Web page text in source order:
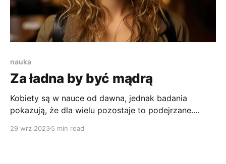
nauka
Za ładna by być mądrą
Kobiety są w nauce od dawna, jednak badania
pokazują, że dla wielu pozostaje to podejrzane.
osobom wydaje się do siebie nie pasować.
29 wrz 20235 min read